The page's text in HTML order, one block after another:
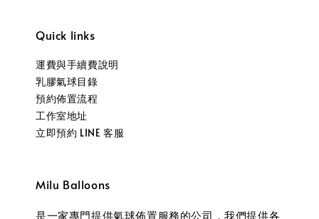
Quick links
運費與手續費說明
乳膠氣球目錄
預約佈置流程
工作室地址
立即預約 LINE 客服
Milu Balloons
是一家專門提供氣球佈置服務的公司，我們提供各